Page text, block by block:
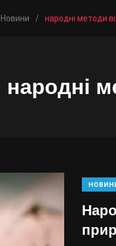
Новини / народні методи
народні